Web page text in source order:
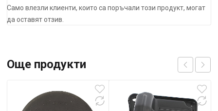
Само влезли клиенти, които са поръчали този продукт, могат
да оставят отзив.
Още продукти